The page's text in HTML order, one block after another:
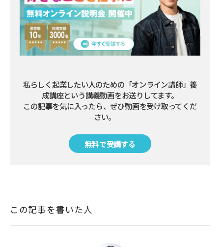
私らしく起業したい人のための「オンライン講師」養
成講座という講義動画をお送りしてます。
この記事を気に入ったら、ぜひ動画を受け取ってくだ
さい。
無料で受講する
この記事を書いた人